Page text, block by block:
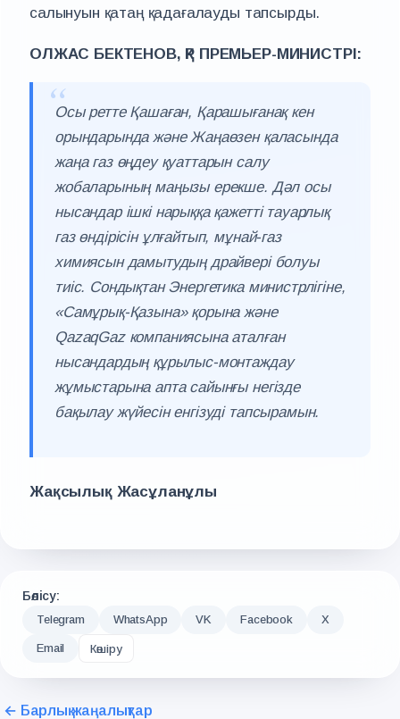
салынуын қатаң қадағалауды тапсырды.
ОЛЖАС БЕКТЕНОВ, ҚР ПРЕМЬЕР-МИНИСТРІ:
Осы ретте Қашаған, Қарашығанақ кен
орындарында және Жаңаөзен қаласында
жаңа газ өңдеу қуаттарын салу
жобаларының маңызы ерекше. Дәл осы
нысандар ішкі нарыққа қажетті тауарлық
газ өндірісін ұлғайтып, мұнай-газ
химиясын дамытудың драйвері болуы
тиіс. Сондықтан Энергетика министрлігіне,
«Самұрық-Қазына» қорына және
QazaqGaz компаниясына аталған
нысандардың құрылыс-монтаждау
жұмыстарына апта сайынғы негізде
бақылау жүйесін енгізуді тапсырамын.
Жақсылық Жасұланұлы
Бөлісу:
Telegram WhatsApp VK Facebook X
Email Көшіру
← Барлық жаңалықтар